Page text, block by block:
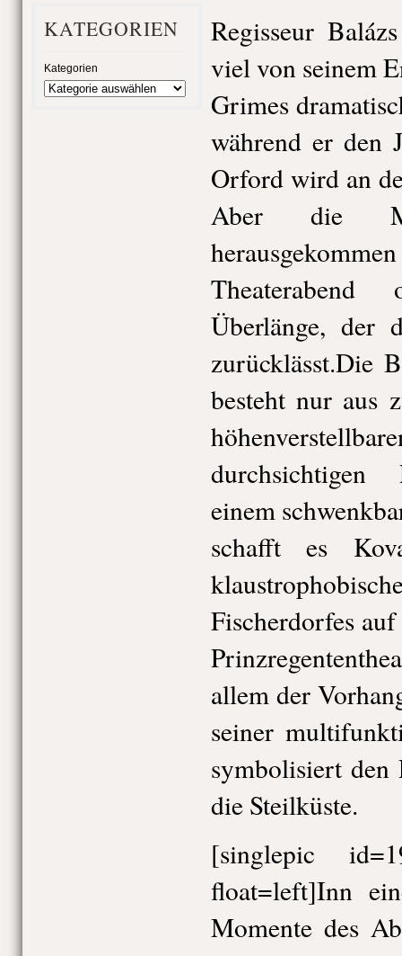
KATEGORIEN
Kategorien
Regisseur
viel von seinem
Grimes
während er den
Orford wird an
Aber die
Überlänge, der
zurücklässt.Die
besteht nur aus
durchsichtigen
einem
schafft es
Fischerdorfes
allem der
seiner
symbolisiert den
die Steilküste.
[singlepic
float=left]Inn
Momente des